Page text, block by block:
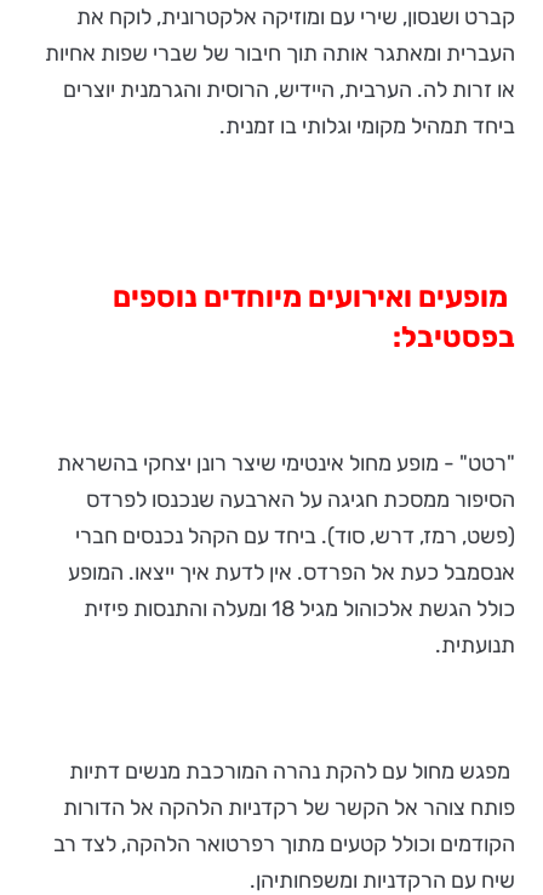
קברט ושנסון, שירי עם ומוזיקה אלקטרונית, לוקח את
העברית ומאתגר אותה תוך חיבור של שברי שפות אחיות
או זרות לה. הערבית, היידיש, הרוסית והגרמנית יוצרים
ביחד תמהיל מקומי וגלותי בו זמנית.
מופעים ואירועים מיוחדים נוספים
בפסטיבל:
"רטט" - מופע מחול אינטימי שיצר רונן יצחקי בהשראת
הסיפור ממסכת חגיגה על הארבעה שנכנסו לפרדס
(פשט, רמז, דרש, סוד). ביחד עם הקהל נכנסים חברי
אנסמבל כעת אל הפרדס. אין לדעת איך ייצאו. המופע
כולל הגשת אלכוהול מגיל 18 ומעלה והתנסות פיזית
תנועתית.
מפגש מחול עם להקת נהרה המורכבת מנשים דתיות
פותח צוהר אל הקשר של רקדניות הלהקה אל הדורות
הקודמים וכולל קטעים מתוך רפרטואר הלהקה, לצד רב
שיח עם הרקדניות ומשפחותיהן.